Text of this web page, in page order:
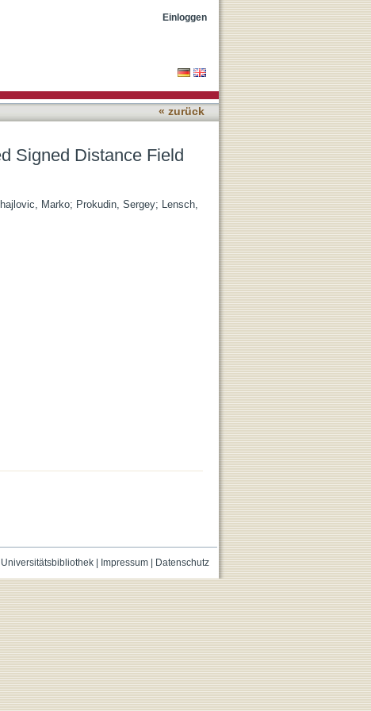
Glossy Object InverseEinloggen
« zurück
Signed Distance Field
Marko; Prokudin, Sergey; Lensch,
Universitätsbibliothek| Impressum| Datenschutz